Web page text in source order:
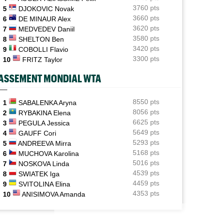
ATP / WTA
Tous les programmes et les résultats de ce jeudi 6 août
2026
06/08
INTERVIEW
Luca Van Assche : "Je peux être performant tout au
long de l’année"
INTERVIEW
Quentin Halys : "Je n’ai pas eu de coup de téléphone de
sponsors"
06/08
WTA - Toronto
Aryna Sabalenka propose... des conférences de presse
façon F1
5
DJOKOVIC Novak
3760 pts
6
DE MINAUR Alex
3660 pts
7
MEDVEDEV Daniil
3620 pts
8
SHELTON Ben
3580 pts
9
COBOLLI Flavio
3420 pts
10
FRITZ Taylor 3300 pts
MONDIAL WTA
1 SABALENKA Aryna
8550 pts
2
RYBAKINA Elena
8056 pts
3
PEGULA Jessica
6625 pts
4
GAUFF Cori
5649 pts
5
ANDREEVA Mirra
5293 pts
6
MUCHOVA Karolina
5168 pts
7
NOSKOVA Linda
5016 pts
8
SWIATEK Iga
4539 pts
9
SVITOLINA Elina
4459 pts
10
ANISIMOVA Amanda 4353 pts